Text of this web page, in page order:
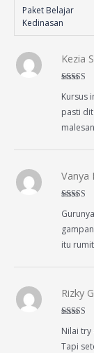
Paket Belajar
Kedinasan
out of 5
Kezia
Kursus
pasti
out of 5
Vanya
itu
of 5
Rizky
Nilai try
Tapi